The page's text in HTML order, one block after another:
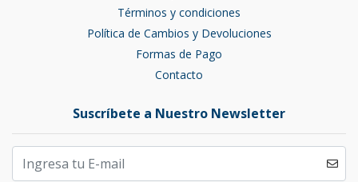
Términos y condiciones
Política de Cambios y Devoluciones
Formas de Pago
Contacto
Suscríbete a Nuestro Newsletter